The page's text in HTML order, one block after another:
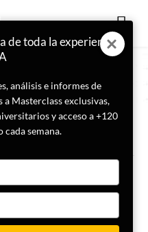
lecciones
del ciberataque
y su impacto en la
Nacional de Estados
de toda la experiencia
análisis e informes de
a Masterclass exclusivas,
y acceso a +120
semana.